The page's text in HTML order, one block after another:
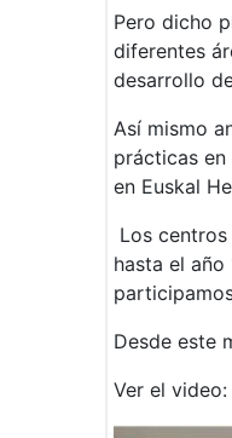
Pero dicho
diferentes
desarrollo
Así mismo
prácticas
en Euskal
Los
hasta el año
Desde este
Ver el video: